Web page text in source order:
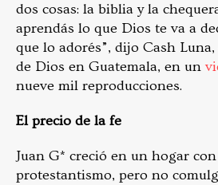
dos cosas: la biblia y la
aprendás lo que Dios te va a
que lo adorés”, dijo Cash
de Dios en Guatemala, en un
nueve mil reproducciones.
El precio de la fe
Juan G* creció en un hogar
protestantismo, pero no